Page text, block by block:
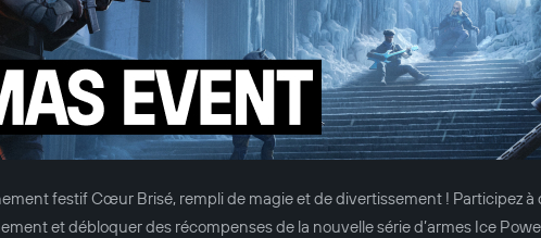
festif Cœur Brisé, rempli de magie et de divertissement ! Participez à
et débloquer des récompenses de la nouvelle série d’armes Ice